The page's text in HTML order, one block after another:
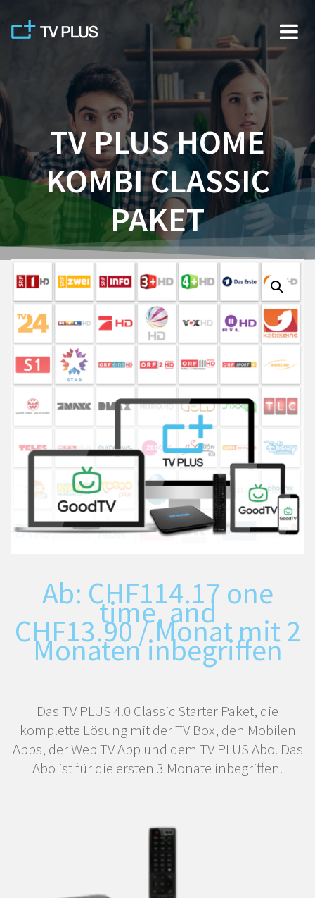
Skip
to
content
TV PLUS HOME
KOMBI CLASSIC
PAKET
Ab: CHF114.17 one
time, and
CHF13.90/ Monat mit 2
Monaten inbegriffen
Das TV PLUS 4.0 Classic Starter Paket, die
komplette Lösung mit der TV Box, den Mobilen
Apps, der Web TV App und dem TV PLUS Abo. Das
Abo ist für die ersten 3 Monate inbegriffen.